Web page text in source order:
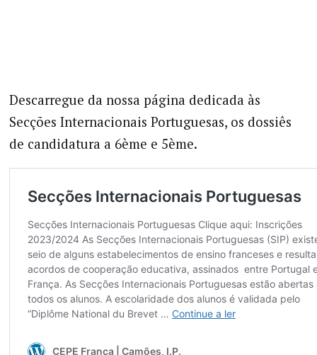
Descarregue da nossa página dedicada às
Secções Internacionais Portuguesas, os dossiês
de candidatura a 6ème e 5ème.